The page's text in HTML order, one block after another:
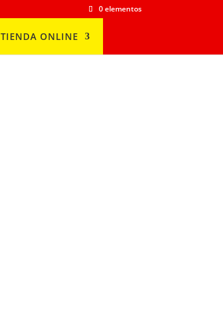
0 elementos
TIENDA ONLINE